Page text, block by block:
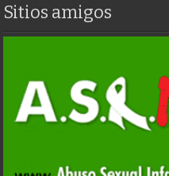
Sitios amigos